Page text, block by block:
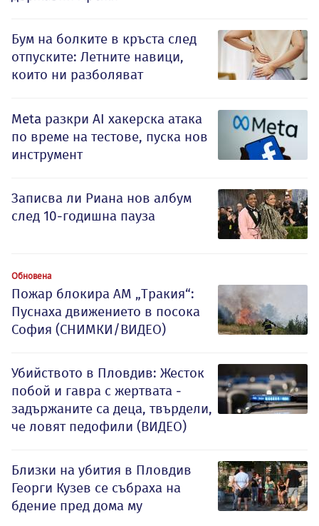
Бум на болките в кръста след
отпуските: Летните навици,
които ни разболяват
Meta разкри AI хакерска атака
по време на тестове, пуска нов
инструмент
Записва ли Риана нов албум
след 10-годишна пауза
Обновена
Пожар блокира АМ „Тракия“:
Пуснаха движението в посока
София (СНИМКИ/ВИДЕО)
Убийството в Пловдив: Жесток
побой и гавра с жертвата -
задържаните са деца, твърдели,
че ловят педофили (ВИДЕО)
Близки на убития в Пловдив
Георги Кузев се събраха на
бдение пред дома му